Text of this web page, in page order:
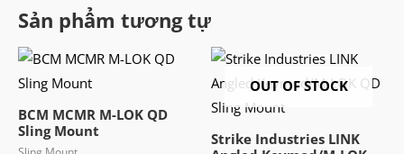
Sản phẩm tương tự
BCM MCMR M-LOK QD
Sling Mount
OUT OF STOCK
Strike Industries LINK